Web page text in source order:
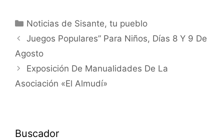
Noticias de Sisante, tu pueblo
Juegos Populares” Para Niños, Días 8 Y 9 De
Agosto
Exposición De Manualidades De La
Asociación «El Almudí»
Buscador